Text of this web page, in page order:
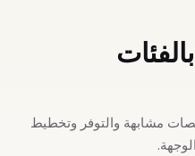
مشابهة والتوفر وتخطيط